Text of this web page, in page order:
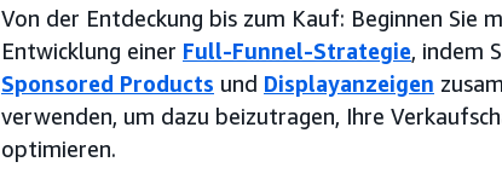
Von der Entdeckung bis zum Kauf: Beginnen Sie
Entwicklung einer Full-Funnel-Strategie, indem
Sponsored Products und Displayanzeigen
verwenden, um dazu beizutragen, Ihre
optimieren.